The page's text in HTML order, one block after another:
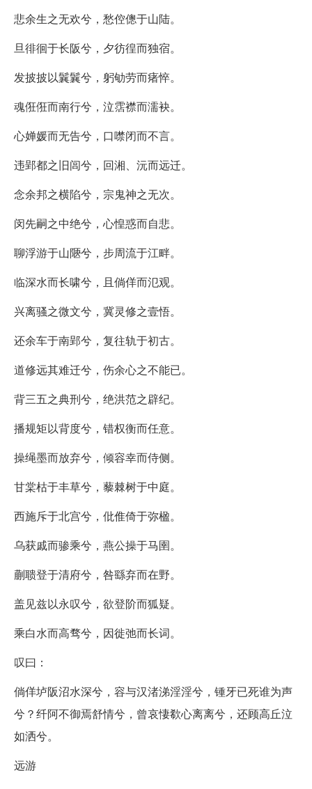
悲余生之无欢兮，愁倥傯于山陆。
旦徘徊于长阪兮，夕彷徨而独宿。
发披披以鬤鬤兮，躬劬劳而瘏悴。
魂俇俇而南行兮，泣霑襟而濡袂。
心婵媛而无告兮，口噤闭而不言。
违郢都之旧闾兮，回湘、沅而远迁。
念余邦之横陷兮，宗鬼神之无次。
闵先嗣之中绝兮，心惶惑而自悲。
聊浮游于山陿兮，步周流于江畔。
临深水而长啸兮，且倘佯而氾观。
兴离骚之微文兮，冀灵修之壹悟。
还余车于南郢兮，复往轨于初古。
道修远其难迁兮，伤余心之不能已。
背三五之典刑兮，绝洪范之辟纪。
播规矩以背度兮，错权衡而任意。
操绳墨而放弃兮，倾容幸而侍侧。
甘棠枯于丰草兮，藜棘树于中庭。
西施斥于北宫兮，仳倠倚于弥楹。
乌获戚而骖乘兮，燕公操于马圉。
蒯聩登于清府兮，咎繇弃而在野。
盖见兹以永叹兮，欲登阶而狐疑。
乘白水而高骛兮，因徙弛而长词。
叹曰：
倘佯垆阪沼水深兮，容与汉渚涕淫淫兮，锺牙已死谁为声
兮？纤阿不御焉舒情兮，曾哀悽欷心离离兮，还顾高丘泣
如洒兮。
远游